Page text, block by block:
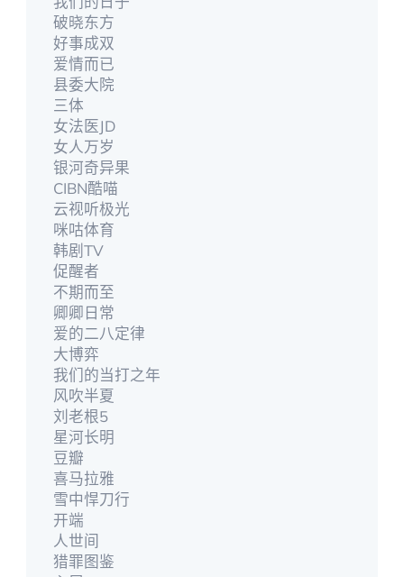
破晓东方
好事成双
爱情而已
县委大院
三体
女法医JD
女人万岁
银河奇异果
CIBN酷喵
云视听极光
咪咕体育
韩剧TV
促醒者
不期而至
卿卿日常
爱的二八定律
大博弈
我们的当打之年
风吹半夏
刘老根5
星河长明
豆瓣
喜马拉雅
雪中悍刀行
开端
人世间
猎罪图鉴